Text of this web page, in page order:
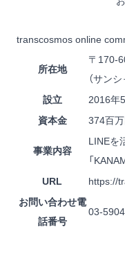
transcosmos online
所在地
〒170-
（サン
設立
2016年
資本金
374百万
事業内容
LINEを
「
URL
https://
お問い合わせ電
話番号
03-